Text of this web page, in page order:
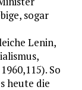
sogar
Lenin,
So
heute die